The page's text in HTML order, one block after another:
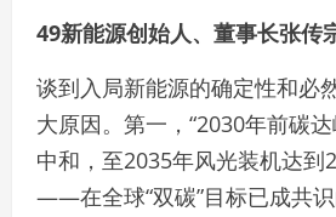
49新能源创始人、董事长张传
谈到入局新能源的确定性和必
大原因。第一，“2030年前碳
中和，至2035年风光装机达到
——在全球“双碳”目标已成共